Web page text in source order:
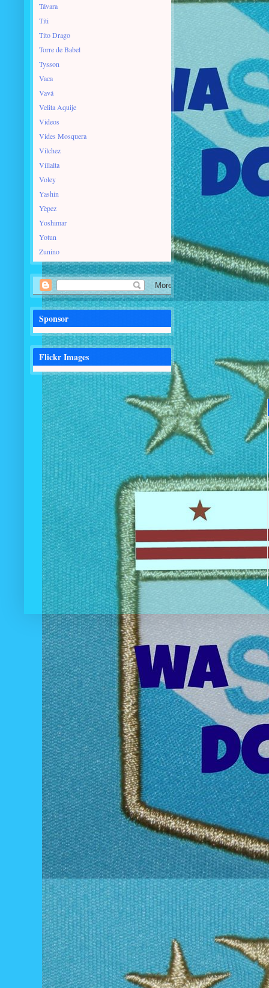
Távara
Titi
Tito Drago
Torre de Babel
Tysson
Vaca
Vavá
Velita Aquije
Videos
Vides Mosquera
Vilchez
Villalta
Voley
Yashin
Yèpez
Yoshimar
Yotun
Zunino
Sponsor
Flickr Images